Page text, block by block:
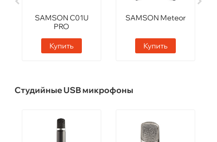
SAMSON C01U
PRO
Купить
SAMSON Meteor
Купить
Студийные USB микрофоны